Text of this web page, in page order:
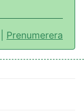
Prenumerera